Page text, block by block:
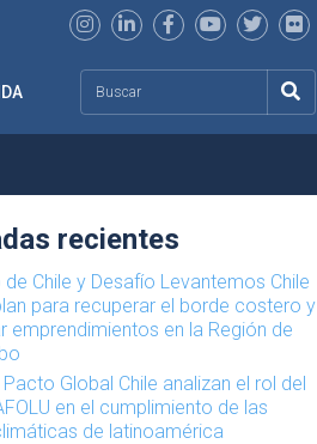
recientes
de Chile y Desafío Levantemos Chile
para recuperar el borde costero y
emprendimientos en la Región de
Pacto Global Chile analizan el rol del
en el cumplimiento de las
de latinoamérica